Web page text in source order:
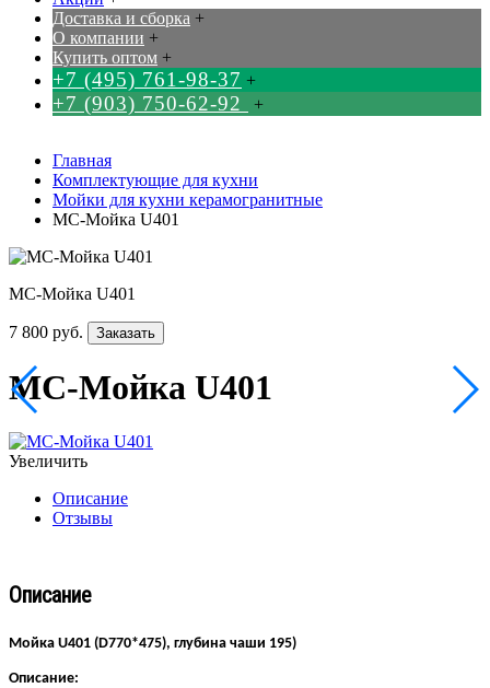
Доставка и сборка +
О компании +
Купить оптом +
+7 (495) 761-98-37 +
+7 (903) 750-62-92 +
Главная
Комплектующие для кухни
Мойки для кухни керамогранитные
МС-Мойка U401
МС-Мойка U401
7 800 руб. Заказать
МС-Мойка U401
Увеличить
Описание
Отзывы
Описание
Мойка U401 (D770*475), глубина чаши 195)
Описание: